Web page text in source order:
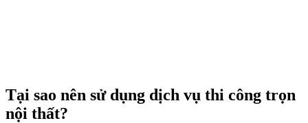
Tại sao nên sử dụng dịch vụ thi công trọn
nội thất?